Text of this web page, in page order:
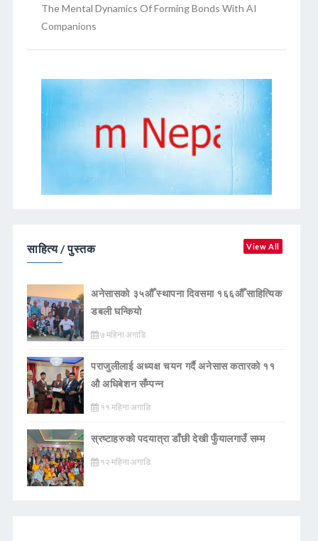
The Mental Dynamics Of Forming Bonds With AI
Companions
साहित्य / पुस्तक View All
अनेसासको ३५औँ स्थापना दिवसमा १६६औँ साहित्यिक
डबली घन्कियाे
७ महिना अगाडि
पराजुलीलाई अध्यक्ष चयन गर्दै अनेसास कतारको ११
औ अधिबेशन सँम्पन्न
११ महिना अगाडि
स्रष्टाहरुको पदयात्रा डाँछी देखी फुँयालगाउँ सम्म
१२ महिना अगाडि